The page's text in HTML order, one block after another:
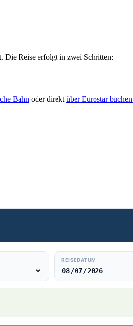
Die Reise erfolgt in zwei Schritten:
Bahn oder direkt über Eurostar buchen.
REISEDATUM